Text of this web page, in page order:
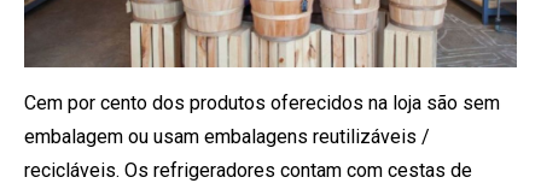
Cem por cento dos produtos oferecidos na loja são sem
embalagem ou usam embalagens reutilizáveis /
recicláveis. Os refrigeradores contam com cestas de